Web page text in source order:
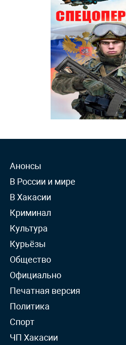
Анонсы
В России и мире
В Хакасии
Криминал
Культура
Курьёзы
Общество
Официально
Печатная версия
Политика
Спорт
ЧП Хакасии